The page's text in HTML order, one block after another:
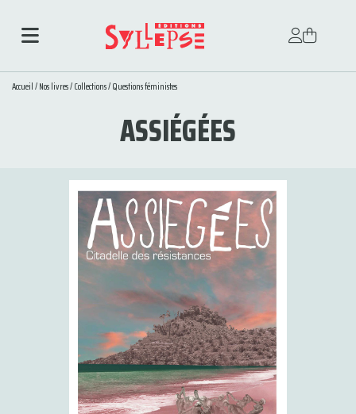
Accueil/Nos livres/Collections/Questions féministes
ASSIÉGÉES